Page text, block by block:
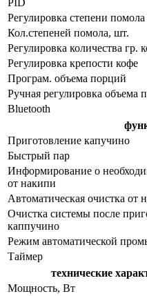
Регулировка степени
Кол.степеней помола, шт.
Регулировка количества гр.
Регулировка крепости кофе
Програм. объема порций
Ручная регулировка объема
Bluetooth
Приготовление капучино
Быстрый пар
Информирование о
от накипи
Автоматическая очистка от
Очистка системы после
каппучино
Режим автоматической
Таймер
технические
Мощность, Вт